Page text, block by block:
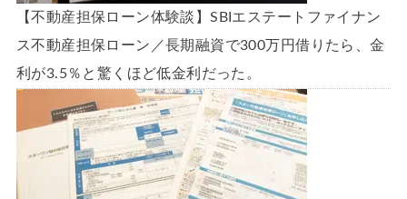
【不動産担保ローン体験談】SBIエステートファイナン
ス不動産担保ローン／長期融資で300万円借りたら、金
利が3.5％と驚くほど低金利だった。